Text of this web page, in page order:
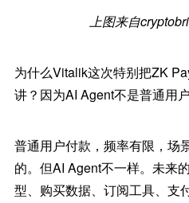
上图来自
为什么Vitalik这次特别把ZK
讲？因为AI Agent不是普通用户
普通用户付款，频率有限，场
的。但AI Agent不一样。未来
型、购买数据、订阅工具、支